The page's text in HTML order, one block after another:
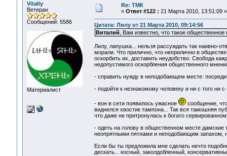
Vitaliy
Ветеран
Сообщений: 5586
Материалист
Re: ТМК
« Ответ #122 : 21 Марта 2010, 13:51:09 »
Цитата: Лилу от 21 Марта 2010, 09:14:56
Виталий , Вам известно, что такое
Лилу, лапушка... нельзя рассуждать так наивно-
морали. Что прилично, что неприлично в
оскорбить их, доставить неудобство. Свобода
недопустимого оскорбления общественного
- справить нужду в неподобающем месте:
- подойти к незнакомому человеку и ни с того ни
- вон в сети появилось ужасное
сообщение, что
виднелся хвостик тампона... Так вся тамошняя
что даже не притронулась к богато
- одеть на голову в общественном месте
неопрятными пятнами и неподобающим запахом,
Если бы ты предложила мне сделать нечто
дескать... косный, заколдобленный,